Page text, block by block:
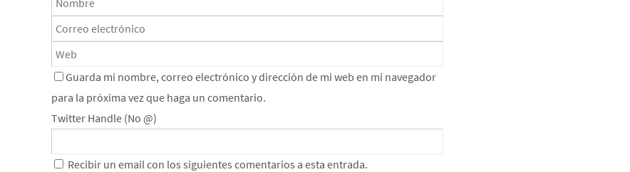
Guarda mi nombre, correo electrónico y dirección de mi web en mi navegador
para la próxima vez que haga un comentario.
Twitter Handle (No @)
Recibir un email con los siguientes comentarios a esta entrada.